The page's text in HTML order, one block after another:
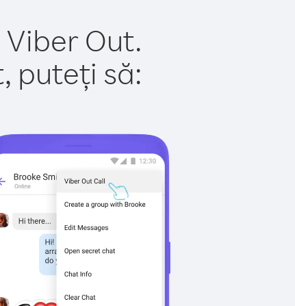
Out.
puteți să: